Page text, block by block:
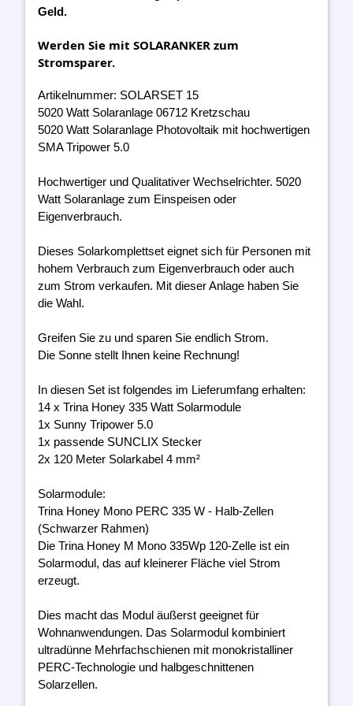
Geld.
Werden Sie mit SOLARANKER zum
Stromsparer.
Artikelnummer: SOLARSET 15
5020 Watt Solaranlage 06712 Kretzschau
5020 Watt Solaranlage Photovoltaik mit hochwertigen
SMA Tripower 5.0
Hochwertiger und Qualitativer Wechselrichter. 5020
Watt Solaranlage zum Einspeisen oder
Eigenverbrauch.
Dieses Solarkomplettset eignet sich für Personen mit
hohem Verbrauch zum Eigenverbrauch oder auch
zum Strom verkaufen. Mit dieser Anlage haben Sie
die Wahl.
Greifen Sie zu und sparen Sie endlich Strom.
Die Sonne stellt Ihnen keine Rechnung!
In diesen Set ist folgendes im Lieferumfang erhalten:
14 x Trina Honey 335 Watt Solarmodule
1x Sunny Tripower 5.0
1x passende SUNCLIX Stecker
2x 120 Meter Solarkabel 4 mm²
Solarmodule:
Trina Honey Mono PERC 335 W - Halb-Zellen
(Schwarzer Rahmen)
Die Trina Honey M Mono 335Wp 120-Zelle ist ein
Solarmodul, das auf kleinerer Fläche viel Strom
erzeugt.
Dies macht das Modul äußerst geeignet für
Wohnanwendungen. Das Solarmodul kombiniert
ultradünne Mehrfachschienen mit monokristalliner
PERC-Technologie und halbgeschnittenen
Solarzellen.